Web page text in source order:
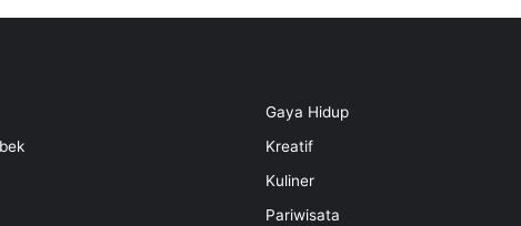
Gaya Hidup
Kreatif
Kuliner
Pariwisata